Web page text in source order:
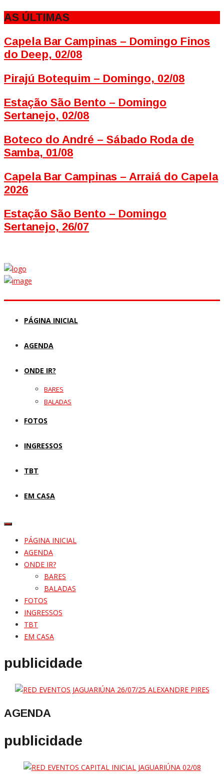
AS ÚLTIMAS
Capela Bar Campinas – Domingo Finos
do Deep, 02/08
Pirajú Botequim – Domingo, 02/08
Estação São Bento – Domingo
Sertanejo, 02/08
Boteco do André – Sábado Roda de
Samba, 01/08
Capela Bar Campinas – Arraiá do Capela
2026
Estação São Bento – Domingo
Sertanejo, 26/07
PÁGINA INICIAL
AGENDA
ONDE IR?
BARES
BALADAS
FOTOS
INGRESSOS
TBT
EM CASA
PÁGINA INICIAL
AGENDA
ONDE IR?
BARES
BALADAS
FOTOS
INGRESSOS
TBT
EM CASA
publicidade
AGENDA
publicidade